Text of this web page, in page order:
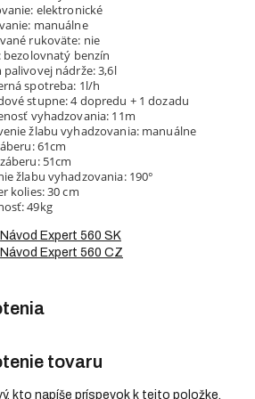
elektronické
manuálne
rukoväte: nie
bezolovnatý benzín
palivovej nádrže: 3,6l
spotreba: 1l/h
stupne: 4 dopredu + 1 dozadu
vyhadzovania: 11m
žlabu vyhadzovania: manuálne
61cm
51cm
žlabu vyhadzovania: 190°
kolies: 30 cm
49kg
Návod Expert 560 SK
Návod Expert 560 CZ
tovaru
kto napíše príspevok k tejto položke.